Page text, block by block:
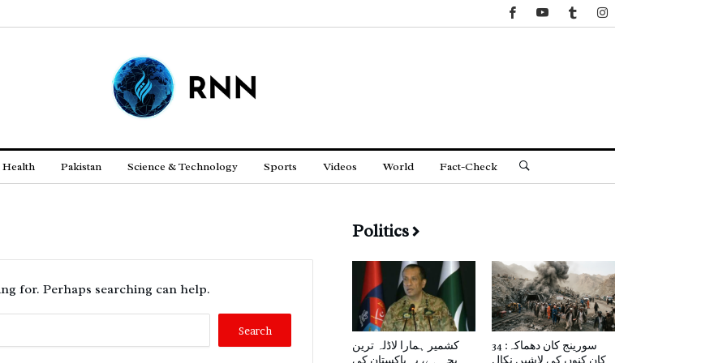
Health Pakistan Science & Technology Sports Videos World Fact-Check
for. Perhaps searching can help.
Politics
کشمیر ہمارا لاڈلہ ترین
بچہ ہے، یہ پاکستان کی
سورینج کان دھماکہ: 34
کان کنوں کی لاشیں نکال